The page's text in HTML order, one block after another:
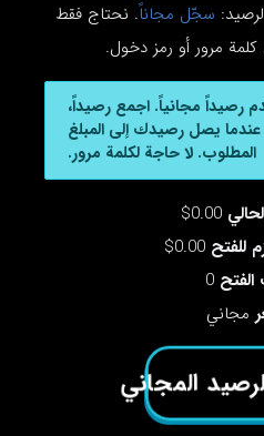
سجّل مجاناً. نحتاج فقط
مرور أو رمز دخول.
رصيداً مجانياً. اجمع رصيداً،
يصل رصيدك إلى المبلغ
المطلوب. لا حاجة لكلمة مرور.
0.00$
للفتح 0.00$
0
مجاني
المجاني